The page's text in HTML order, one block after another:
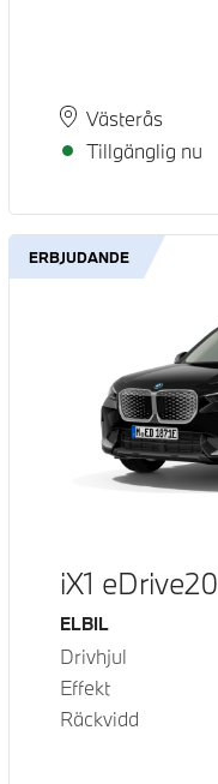
pris
PlatsVästerås
Leveranstid
Tillgänglig nu
ERBJUDANDE
iX1 eDrive20
Bränsle
ELBIL
Drivhjul
Effekt
Räckvidd